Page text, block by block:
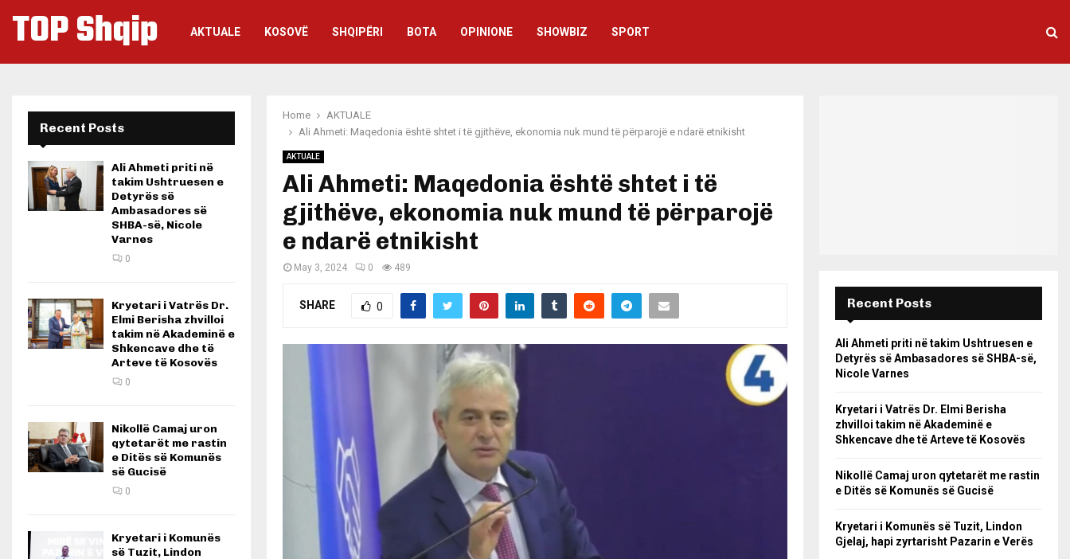
TOP Shqip AKTUALE KOSOVË SHQIPËRI BOTA OPINIONE SHOWBIZ SPORT
Home
AKTUALE
Ali Ahmeti: Maqedonia është shtet i të gjithëve, ekonomia nuk mund të përparojë e ndarë etnikisht
AKTUALE
Ali Ahmeti: Maqedonia është shtet i të
gjithëve, ekonomia nuk mund të përparojë
e ndarë etnikisht
May 3, 2024 0 489
SHARE 0
Recent Posts
Ali Ahmeti priti në
takim Ushtruesen e
Detyrës së
Ambasadores së
SHBA-së, Nicole
Varnes
0
Kryetari i Vatrës Dr.
Elmi Berisha zhvilloi
takim në Akademinë e
Shkencave dhe të
Arteve të Kosovës
0
Nikollë Camaj uron
qytetarët me rastin
e Ditës së Komunës
së Gucisë
0
Kryetari i Komunës
së Tuzit, Lindon
Recent Posts
Ali Ahmeti priti në takim Ushtruesen e
Detyrës së Ambasadores së SHBA-së,
Nicole Varnes
Kryetari i Vatrës Dr. Elmi Berisha
zhvilloi takim në Akademinë e
Shkencave dhe të Arteve të Kosovës
Nikollë Camaj uron qytetarët me rastin
e Ditës së Komunës së Gucisë
Kryetari i Komunës së Tuzit, Lindon
Gjelaj, hapi zyrtarisht Pazarin e Verës